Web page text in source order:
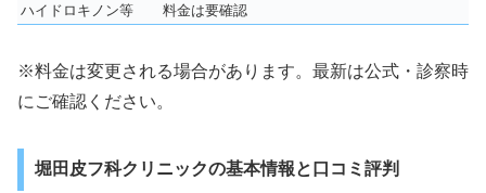
ハイドロキノン等
料金は要確認
※料金は変更される場合があります。最新は公式・診察時
にご確認ください。
堀田皮フ科クリニックの基本情報と口コミ評判